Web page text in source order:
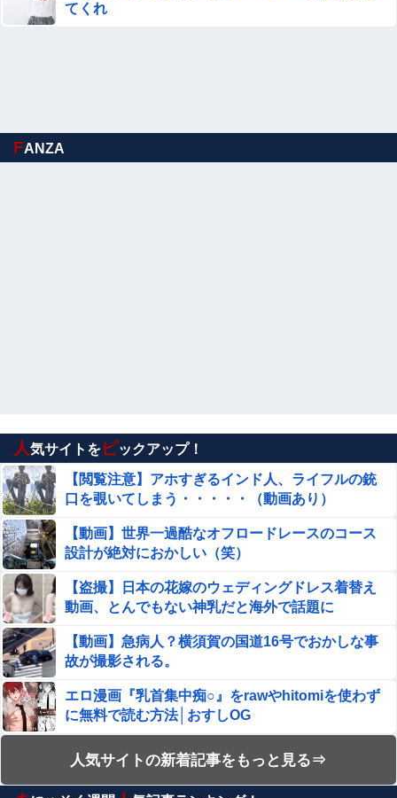
てくれ
FANZA
人気サイトをピックアップ！
【閲覧注意】アホすぎるインド人、ライフルの銃
口を覗いてしまう・・・・・（動画あり）
【動画】世界一過酷なオフロードレースのコース
設計が絶対におかしい（笑）
【盗撮】日本の花嫁のウェディングドレス着替え
動画、とんでもない神乳だと海外で話題に
【動画】急病人？横須賀の国道16号でおかしな事
故が撮影される。
エロ漫画『乳首集中痴○』をrawやhitomiを使わず
に無料で読む方法│おすしOG
【動画】美人女優さん、映画でマンコのビラビラ
までめくらせてしまうｗｗｗｗｗｗ
人気サイトの新着記事をもっと見る⇒